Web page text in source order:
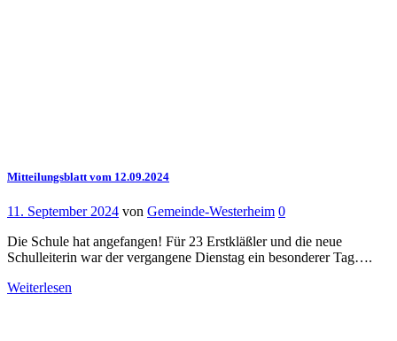
Mitteilungsblatt vom 12.09.2024
11. September 2024 von Gemeinde-Westerheim 0
Die Schule hat angefangen! Für 23 Erstkläßler und die neue
Schulleiterin war der vergangene Dienstag ein besonderer Tag….
Weiterlesen